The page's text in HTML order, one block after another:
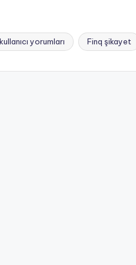
yorumları Finq şikayet